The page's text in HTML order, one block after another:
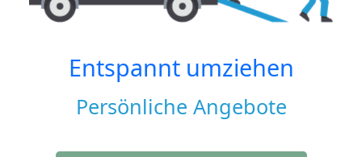
Entspannt umziehen
Persönliche Angebote